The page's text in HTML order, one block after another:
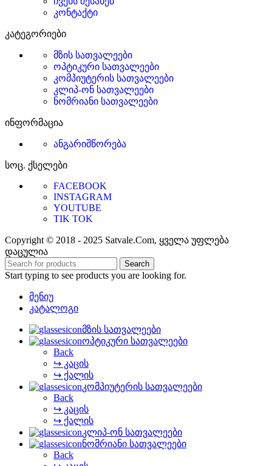
კონტაქტი
კატეგორიები
მზის სათვალეები
ოპტიკური სათვალეები
კომპიუტერის სათვალეები
კლიპ-ონ სათვალეები
ნომრიანი სათვალეები
ინფორმაცია
ანგარიშწორება
სოც. ქსელები
FACEBOOK
INSTAGRAM
YOUTUBE
TIK TOK
Copyright © 2018 - 2025 Satvale.Com, ყველა უფლება
დაცულია
Search
Start typing to see products you are looking for.
მენიუ
კატალოგი
მზის სათვალეები
ოპტიკური სათვალეები
Back
↪ კაცის
↪ ქალის
კომპიუტერის სათვალეები
Back
↪ კაცის
↪ ქალის
კლიპ-ონ სათვალეები
ნომრიანი სათვალეები
Back